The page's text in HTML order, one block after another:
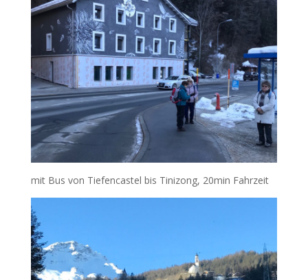
mit Bus von Tiefencastel bis Tinizong, 20min Fahrzeit